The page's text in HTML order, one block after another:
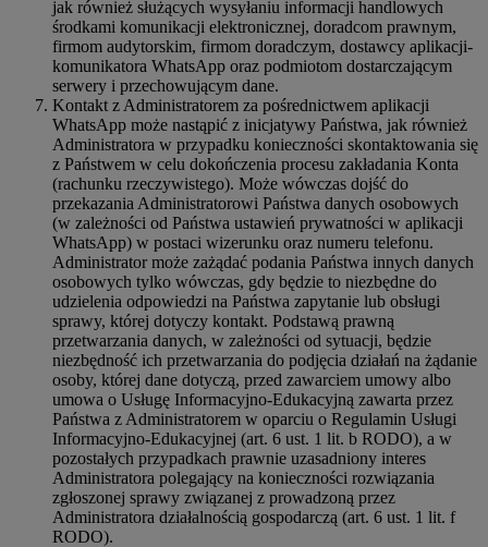
jak również służących wysyłaniu informacji handlowych
środkami komunikacji elektronicznej, doradcom prawnym,
firmom audytorskim, firmom doradczym, dostawcy aplikacji-
komunikatora WhatsApp oraz podmiotom dostarczającym
serwery i przechowującym dane.
Kontakt z Administratorem za pośrednictwem aplikacji
WhatsApp może nastąpić z inicjatywy Państwa, jak również
Administratora w przypadku konieczności skontaktowania się
z Państwem w celu dokończenia procesu zakładania Konta
(rachunku rzeczywistego). Może wówczas dojść do
przekazania Administratorowi Państwa danych osobowych
(w zależności od Państwa ustawień prywatności w aplikacji
WhatsApp) w postaci wizerunku oraz numeru telefonu.
Administrator może zażądać podania Państwa innych danych
osobowych tylko wówczas, gdy będzie to niezbędne do
udzielenia odpowiedzi na Państwa zapytanie lub obsługi
sprawy, której dotyczy kontakt. Podstawą prawną
przetwarzania danych, w zależności od sytuacji, będzie
niezbędność ich przetwarzania do podjęcia działań na żądanie
osoby, której dane dotyczą, przed zawarciem umowy albo
umowa o Usługę Informacyjno-Edukacyjną zawarta przez
Państwa z Administratorem w oparciu o Regulamin Usługi
Informacyjno-Edukacyjnej (art. 6 ust. 1 lit. b RODO), a w
pozostałych przypadkach prawnie uzasadniony interes
Administratora polegający na konieczności rozwiązania
zgłoszonej sprawy związanej z prowadzoną przez
Administratora działalnością gospodarczą (art. 6 ust. 1 lit. f
RODO).